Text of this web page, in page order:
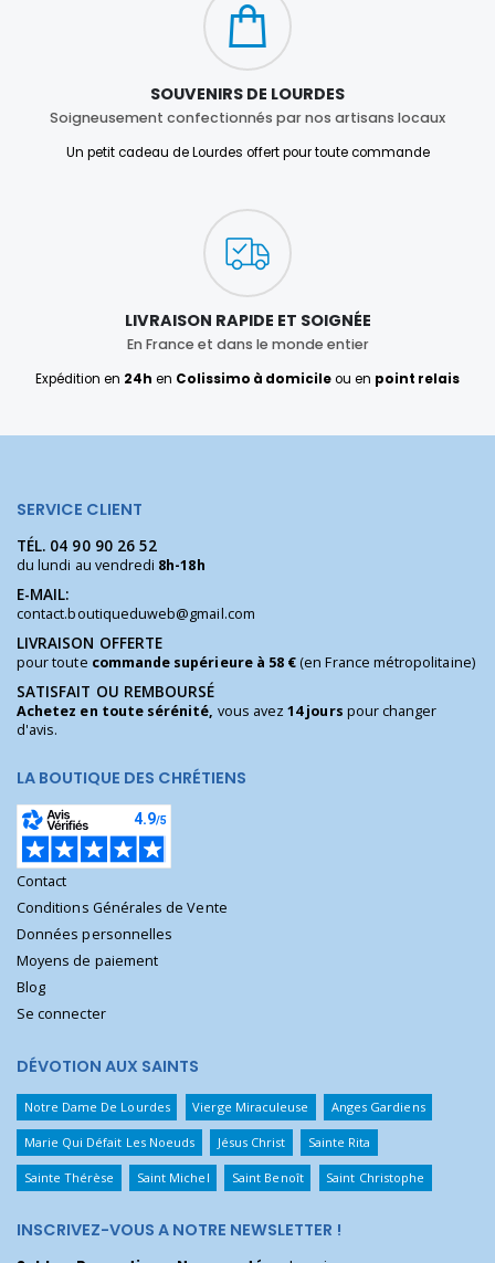
SOUVENIRS DE LOURDES
Soigneusement confectionnés par nos artisans locaux
Un petit cadeau de Lourdes offert pour toute commande
LIVRAISON RAPIDE ET SOIGNÉE
En France et dans le monde entier
Expédition en 24h en Colissimo à domicileou en point relais
SERVICE CLIENT
TÉL. 04 90 90 26 52
du lundi au vendredi 8h-18h
E-MAIL:
contact.boutiqueduweb@gmail.com
LIVRAISON OFFERTE
pour toute commande supérieure à 58 €(en France métropolitaine)
SATISFAIT OU REMBOURSÉ
Achetez en toute sérénité, vous avez14 jours pour changer
d'avis.
LA BOUTIQUE DES CHRÉTIENS
Contact
Conditions Générales de Vente
Données personnelles
Moyens de paiement
Blog
Se connecter
DÉVOTION AUX SAINTS
Notre Dame De Lourdes Vierge Miraculeuse Anges Gardiens
Marie Qui Défait Les Noeuds Jésus Christ Sainte Rita
Sainte Thérèse Saint Michel Saint Benoît Saint Christophe
INSCRIVEZ-VOUS A NOTRE NEWSLETTER !